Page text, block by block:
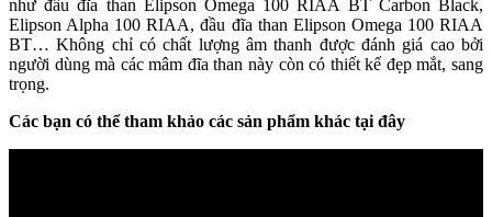
như đầu đĩa than Elipson Omega 100 RIAA BT Carbon Black,
Elipson Alpha 100 RIAA, đầu đĩa than Elipson Omega 100 RIAA
BT… Không chỉ có chất lượng âm thanh được đánh giá cao bởi
người dùng mà các mâm đĩa than này còn có thiết kế đẹp mắt, sang
trọng.
Các bạn có thể tham khảo các sản phẩm khác tại đây